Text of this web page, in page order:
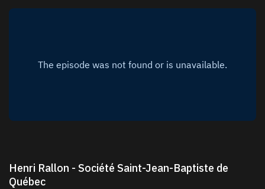
Henri Rallon - Société Saint-Jean-Baptiste de
Québec